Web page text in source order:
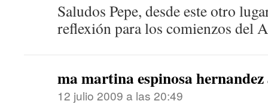
Saludos Pepe, desde este otro
reflexión para los comienzos del
ma martina espinosa hernandez
12 julio 2009 a las 20:49